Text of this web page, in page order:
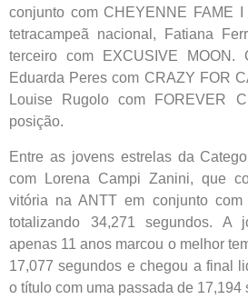
conjunto com CHEYENNE FAME
tetracampeã nacional, Fatiana
terceiro com EXCUSIVE MOON.
Eduarda Peres com CRAZY FOR
Louise Rugolo com FOREVER
posição.
Entre as jovens estrelas da
com Lorena Campi Zanini, que
vitória na ANTT em conjunto com
totalizando 34,271 segundos. A
apenas 11 anos marcou o melhor
17,077 segundos e chegou a final
o título com uma passada de 17,194